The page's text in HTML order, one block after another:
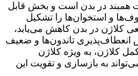
همبند در بدن است و بخش قابل
و استخوان‌ها را تشکیل
کلاژن در بدن کاهش می‌یابد،
انعطاف‌پذیری تاندون‌ها و ضعیف
کلاژن، به ویژه کلاژن
به بازسازی و تقویت این